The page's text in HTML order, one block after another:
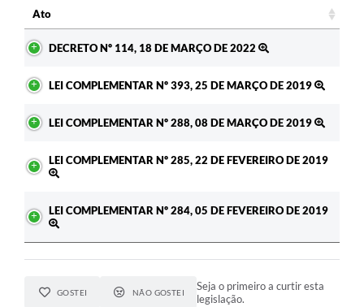
Ato
DECRETO Nº 114, 18 DE MARÇO DE 2022
LEI COMPLEMENTAR Nº 393, 25 DE MARÇO DE 2019
LEI COMPLEMENTAR Nº 288, 08 DE MARÇO DE 2019
LEI COMPLEMENTAR Nº 285, 22 DE FEVEREIRO DE 2019
LEI COMPLEMENTAR Nº 284, 05 DE FEVEREIRO DE 2019
GOSTEI NÃO GOSTEI
Seja o primeiro a curtir esta
legislação.